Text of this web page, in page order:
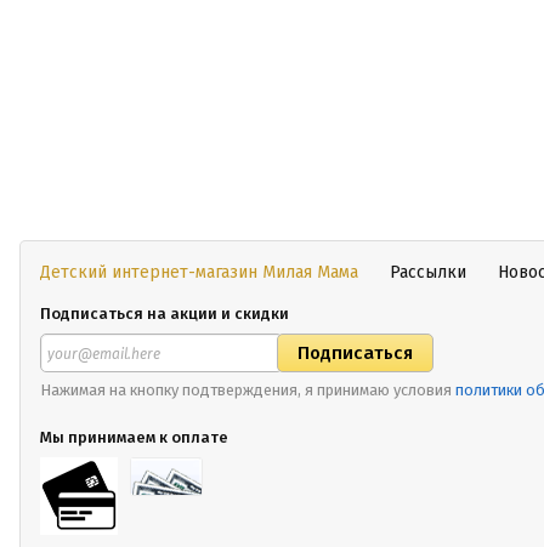
Детский интернет-магазин Милая Мама Рассылки
Подписаться на акции и скидки
Нажимая на кнопку подтверждения, я принимаю условия политики
Мы принимаем к оплате